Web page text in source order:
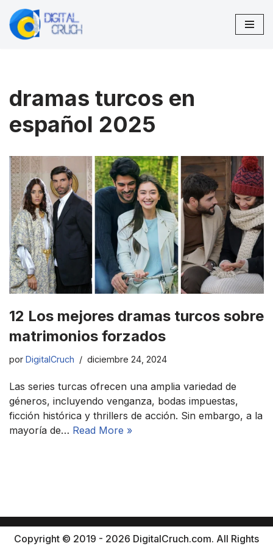
Saltar
dramas turcos en
español 2025
12 Los mejores dramas turcos sobre
matrimonios forzados
por DigitalCruch diciembre 24, 2024
Las series turcas ofrecen una amplia variedad de
géneros, incluyendo venganza, bodas impuestas,
ficción histórica y thrillers de acción. Sin embargo, a la
mayoría de… Read More »
Copyright © 2019 - 2026 DigitalCruch.com. All Rights